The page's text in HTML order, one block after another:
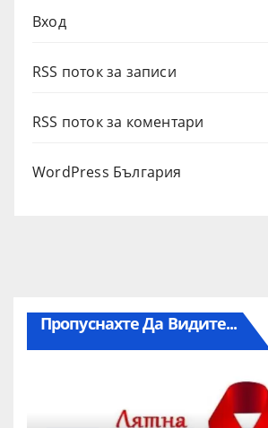
Вход
RSS поток за записи
RSS поток за коментари
WordPress България
Пропуснахте Да Видите...